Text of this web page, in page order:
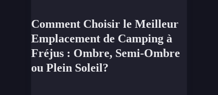
Comment Choisir le Meilleur
Emplacement de Camping à
Fréjus : Ombre, Semi-Ombre
ou Plein Soleil?